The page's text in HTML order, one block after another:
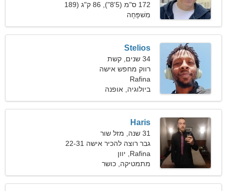
מבריקה
172 ס"מ (5'8"), 86 ק"ג (189
פאונד)
מִשׁפָּחָה
Stelios
34 שנים, קשת
רווק מחפש אישה
Rafina
ביולוגיה, אופנה
Haris
31 שנה, מזל שור
גבר רוצה להכיר אישה 22-31
Rafina, יוון
מתמטיקה, כושר